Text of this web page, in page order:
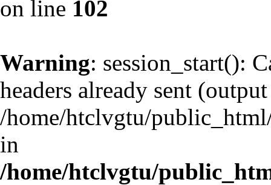
on line 102
Warning: session_start():
headers already sent
/home/htclvgtu/
in
/home/htclvgtu/